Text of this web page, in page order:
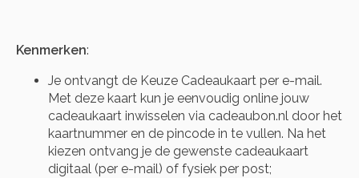
Kenmerken:
Je ontvangt de Keuze Cadeaukaart per e-mail.
Met deze kaart kun je eenvoudig online jouw
cadeaukaart inwisselen via cadeaubon.nl door het
kaartnummer en de pincode in te vullen. Na het
kiezen ontvang je de gewenste cadeaukaart
digitaal (per e-mail) of fysiek per post;